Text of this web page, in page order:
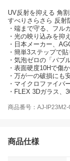
UV反射を抑える 角
すべりさらさら 反射
・端まで守る、フル
・光の映り込みを抑
・日本メーカー、
・簡単3ステップで
・気泡ゼロの「バブ
・表面硬度10Hで傷
・万が一の破損にも
・マイクロファイバ
・FLEX 3Dガラス、
商品番号：AJ-IP23M2-
商品仕様